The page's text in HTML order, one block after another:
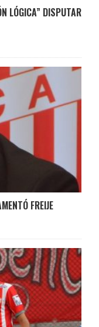
LÓGICA” DISPUTAR
FREIJE